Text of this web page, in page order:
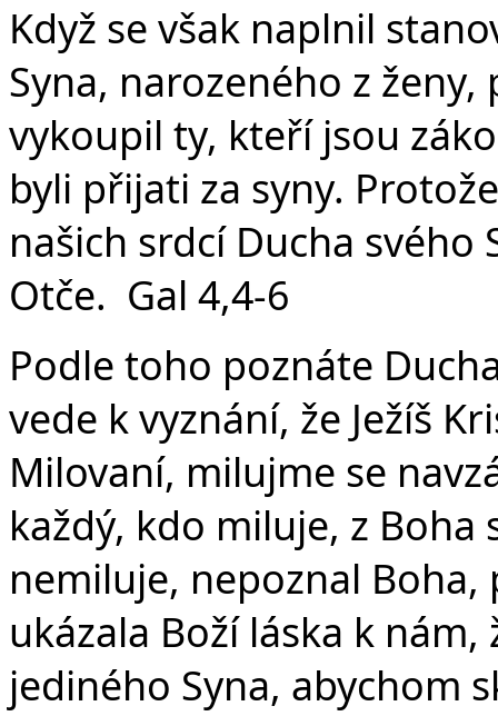
Když se však naplnil
Syna, narozeného z
vykoupil ty, kteří jsou
byli přijati za syny.
našich srdcí Ducha svého
Otče. Gal 4,4-6
Podle toho poznáte
vede k vyznání, že Ježíš
Milovaní, milujme se
každý, kdo miluje, z Boha
nemiluje, nepoznal Boha,
ukázala Boží láska k
jediného Syna, abychom